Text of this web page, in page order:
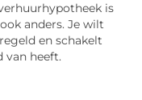
is
anders. Je wilt
en schakelt
van heeft.